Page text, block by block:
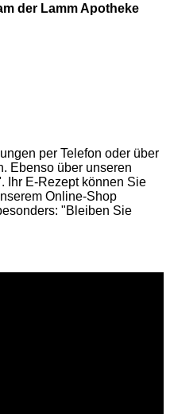
der Lamm Apotheke
per Telefon oder über
Ebenso über unseren
. Ihr E-Rezept können Sie
Online-Shop
"Bleiben Sie